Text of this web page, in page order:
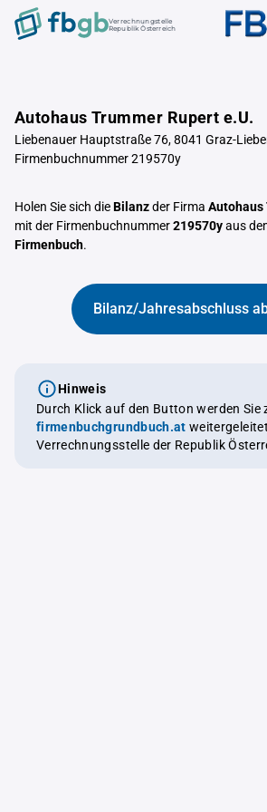
Verrechnungstelle
Republik Österreich
Autohaus Trummer Rupert e.U.
Liebenauer Hauptstraße 76, 8041 Graz-
Firmenbuchnummer 219570y
Holen Sie sich dieBilanzder Firma Autohaus
mit der Firmenbuchnummer219570yaus
Firmenbuch.
Bilanz/Jahresabschluss
Hinweis
Durch Klick auf den Button werden Sie
firmenbuchgrundbuch.at weitergeleitet, eine offizielle
Verrechnungsstelle der Republik